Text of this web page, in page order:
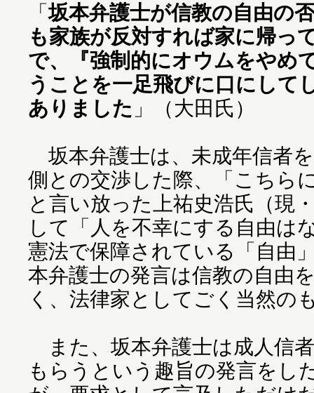
「坂本弁護士が信教の自由の
も家族が反対すれば家に帰っ
で、『強制的にオウムをやめ
うことを一足飛びに口にして
ありました 」（大田氏）
坂本弁護士は、未成年信者
側との交渉した際、「こちら
と言い放った上祐史浩氏（現
して「人を不幸にする自由は
憲法で保障されている「自由
本弁護士の発言は信教の自由
く、法律家としてごく当然の
また、坂本弁護士は成人信
もらうという趣旨の発言をし